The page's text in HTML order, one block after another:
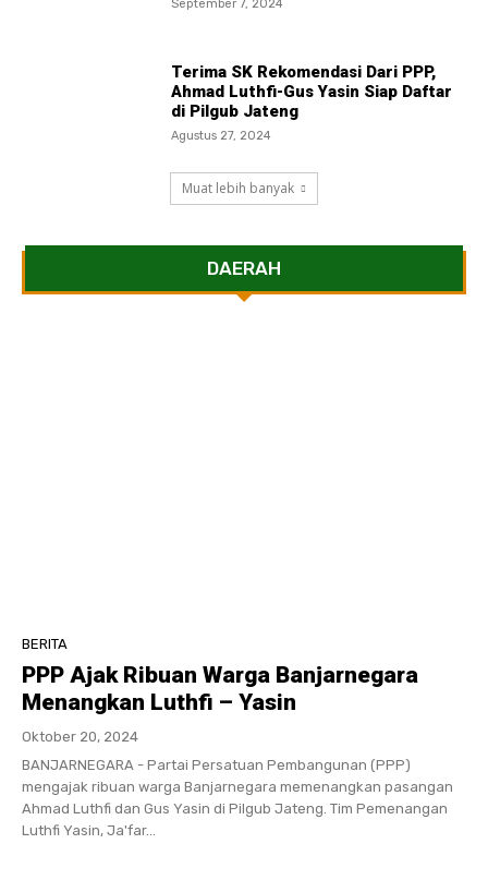
September 7, 2024
Terima SK Rekomendasi Dari PPP,
Ahmad Luthfi-Gus Yasin Siap Daftar
di Pilgub Jateng
Agustus 27, 2024
Muat lebih banyak
DAERAH
BERITA
PPP Ajak Ribuan Warga Banjarnegara
Menangkan Luthfi – Yasin
Oktober 20, 2024
BANJARNEGARA - Partai Persatuan Pembangunan (PPP)
mengajak ribuan warga Banjarnegara memenangkan pasangan
Ahmad Luthfi dan Gus Yasin di Pilgub Jateng. Tim Pemenangan
Luthfi Yasin, Ja'far...